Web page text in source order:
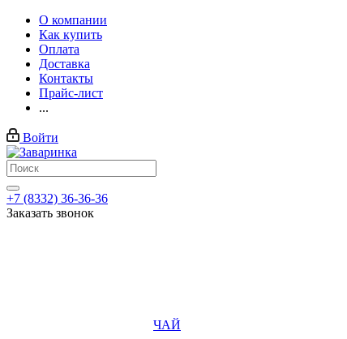
О компании
Как купить
Оплата
Доставка
Контакты
Прайс-лист
...
Войти
+7 (8332) 36-36-36
Заказать звонок
ЧАЙ